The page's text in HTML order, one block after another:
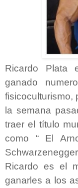
Ricardo Plata
ganado
fisicoculturismo,
la semana
traer el título
como “ El
Ricardo es el
ganarles a los